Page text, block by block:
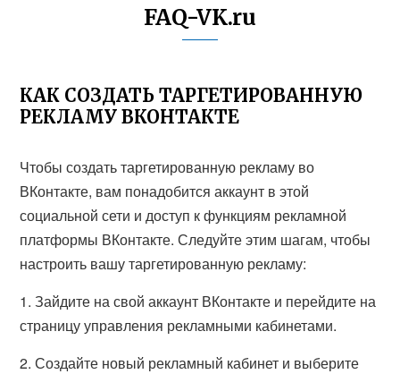
FAQ-VK.ru
КАК СОЗДАТЬ ТАРГЕТИРОВАННУЮ
РЕКЛАМУ ВКОНТАКТЕ
Чтобы создать таргетированную рекламу во
ВКонтакте, вам понадобится аккаунт в этой
социальной сети и доступ к функциям рекламной
платформы ВКонтакте. Следуйте этим шагам, чтобы
настроить вашу таргетированную рекламу:
1. Зайдите на свой аккаунт ВКонтакте и перейдите на
страницу управления рекламными кабинетами.
2. Создайте новый рекламный кабинет и выберите